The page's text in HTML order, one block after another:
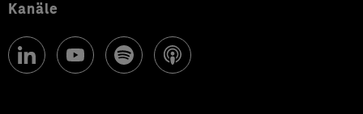
Kanäle